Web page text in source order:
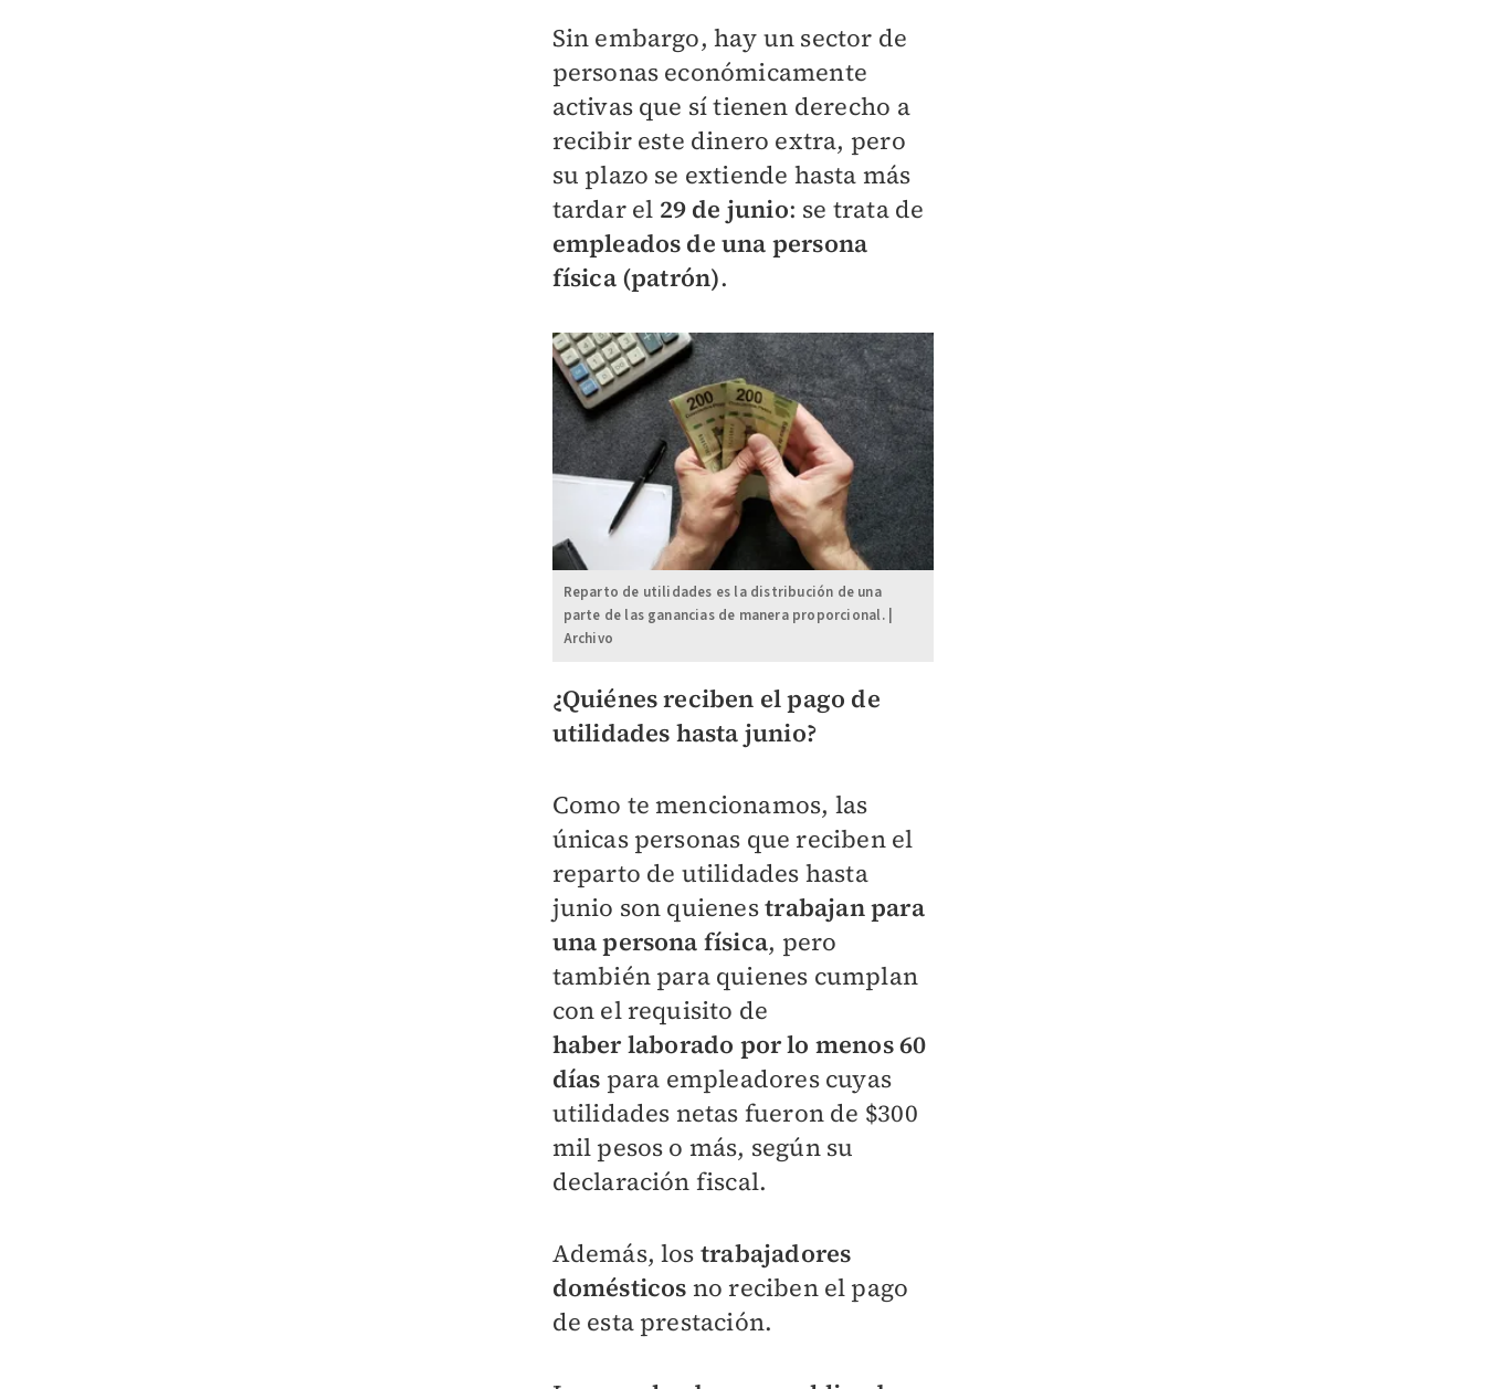
Sin embargo, hay un sector de
personas económicamente
activas que sí tienen derecho a
recibir este dinero extra, pero
su plazo se extiende hasta más
tardar el 29 de junio: se trata de
empleados de una persona
física (patrón).
Reparto de utilidades es la distribución de una
parte de las ganancias de manera proporcional. |
Archivo
¿Quiénes reciben el pago de
utilidades hasta junio?
Como te mencionamos, las
únicas personas que reciben el
reparto de utilidades hasta
junio son quienestrabajan para
una persona física, pero
también para quienes cumplan
con el requisito de
haberlaborado por lo menos 60
días para empleadores cuyas
utilidades netas fueron de $300
mil pesos o más, según su
declaración fiscal.
Además, los trabajadores
domésticos no reciben el pago
de esta prestación.